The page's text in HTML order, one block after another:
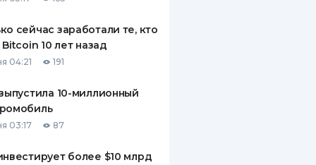
И ОПЛАТА
сейчас заработали те, кто
Bitcoin 10 лет назад
04:21 191
10-миллионный
03:17 87
более $10 млрд